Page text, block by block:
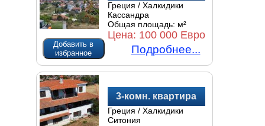
Греция / Халкидики
Кассандра
Общая площадь: м²
Цена: 100 000 Евро
Подробнее...
Добавить в
избранное
3-комн. квартира
Греция / Халкидики
Ситония